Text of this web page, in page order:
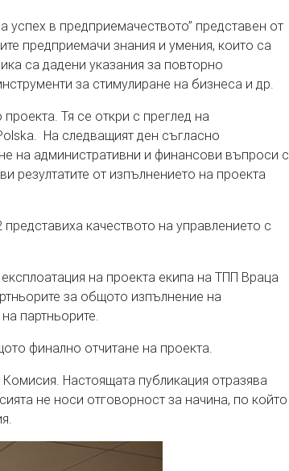
успех в предприемачеството” представен от
предприемачи знания и умения, които са
са дадени указания за повторно
за стимулиране на бизнеса и др.
Тя се откри с преглед на
На следващият ден съгласно
на административни и финансови въпроси с
резултатите от изпълнението на проекта
качеството на управлението с
на проекта екипа на ТПП Враца
за общото изпълнение на
партньорите.
финално отчитане на проекта.
Настоящата публикация отразява
не носи отговорност за начина, по който